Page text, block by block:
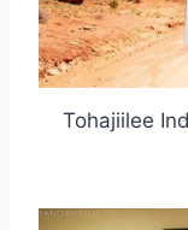
Tohajiilee